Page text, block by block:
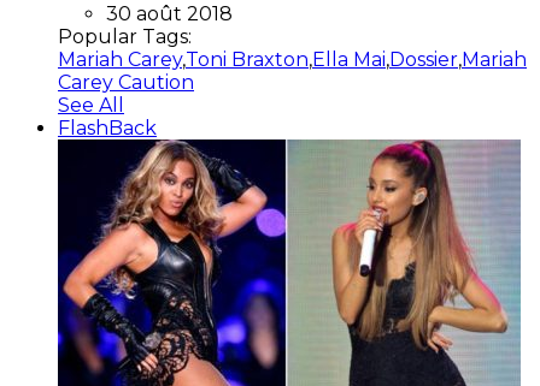
30 août 2018
Popular Tags:
Mariah Carey,Toni Braxton,Ella Mai,Dossier,Mariah
Carey Caution
See All
FlashBack